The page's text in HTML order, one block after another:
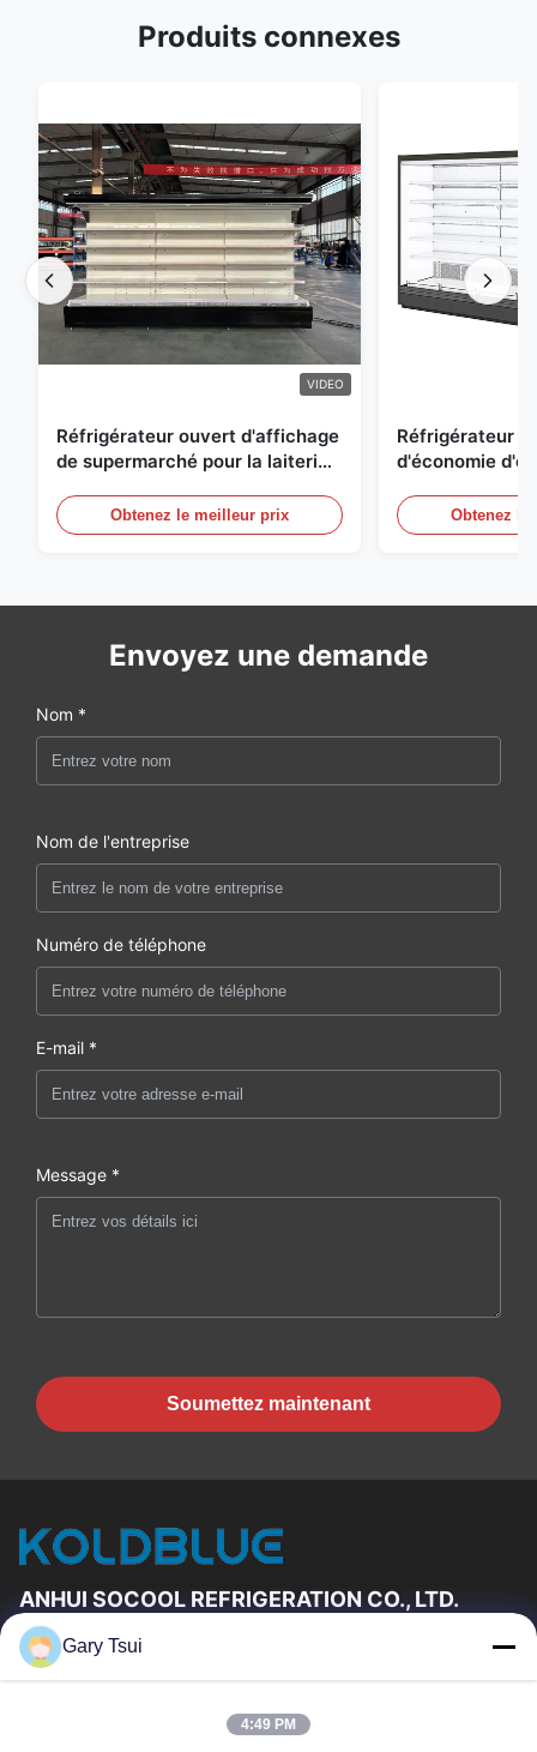
Produits connexes
VIDEO
Réfrigérateur ouvert d'affichage
de supermarché pour la laiterie
LED
Obtenez le meilleur prix
Réfrigérateur
d'économie
Obtenez
Envoyez une demande
Nom *
Nom de l'entreprise
Numéro de téléphone
E-mail *
Message *
Soumettez maintenant
ANHUI SOCOOL REFRIGERATION CO., LTD.
Liens Rapides
Au Sujet De Nous
Gary Tsui
4:49 PM